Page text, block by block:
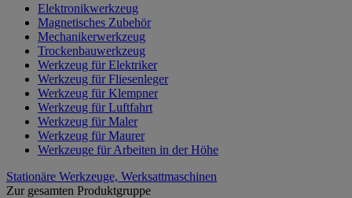
Elektronikwerkzeug
Magnetisches Zubehör
Mechanikerwerkzeug
Trockenbauwerkzeug
Werkzeug für Elektriker
Werkzeug für Fliesenleger
Werkzeug für Klempner
Werkzeug für Luftfahrt
Werkzeug für Maler
Werkzeug für Maurer
Werkzeuge für Arbeiten in der Höhe
Stationäre Werkzeuge, Werksattmaschinen
Zur gesamten Produktgruppe